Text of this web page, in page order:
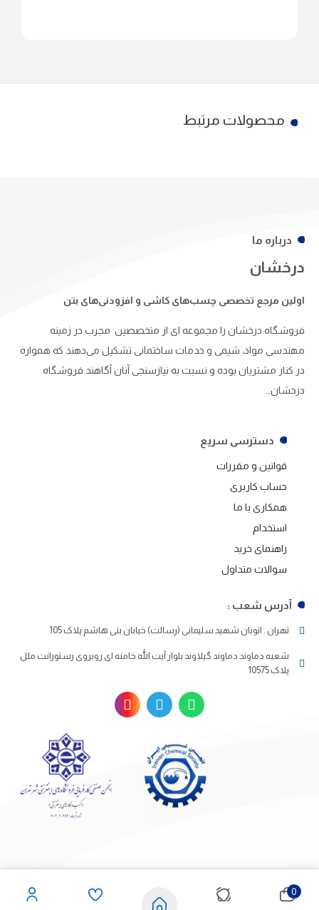
محصولات مرتبط
درباره ما
درخشان
اولین مرجع تخصصی چسب‌های کاشی و افزودنی‌های بتن
فروشگاه درخشان را مجموعه ای از متخصصین مجرب در زمینه
مهندسی مواد، شیمی و خدمات ساختمانی تشکیل می‌دهند که همواره
در کنار مشتریان بوده و نسبت به نیازسنجی آنان آگاهند.فروشگاه
درخشان…
دسترسی سریع
قوانین و مقررات
حساب کاربری
همکاری با ما
استخدام
راهنمای خرید
سوالات متداول
آدرس شعب :
تهران . اتوبان شهید سلیمانی (رسالت) خیابان بنی هاشم پلاک 105
شعبه دماوند دماوند گیلاوند بلوار آیت الله خامنه ای روبروی رستورانت ملل
پلاک 10575
0